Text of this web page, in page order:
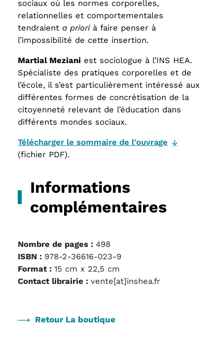
sociaux où les normes corporelles,
relationnelles et comportementales
tendraient a priorià faire penser à
l’impossibilité de cette insertion.
Martial Meziani est sociologue à l’INS HEA.
Spécialiste des pratiques corporelles et de
l’école, il s’est particulièrement intéressé aux
différentes formes de concrétisation de la
citoyenneté relevant de l’éducation dans
différents mondes sociaux.
Télécharger le sommaire de l'ouvrage
(fichier PDF).
Informations
complémentaires
Nombre de pages : 498
ISBN : 978-2-36616-023-9
Format : 15 cm x 22,5 cm
Contact librairie : vente[at]inshea.fr
Retour La boutique